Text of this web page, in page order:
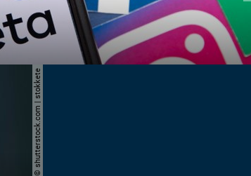
© shutterstock.com | stokkete